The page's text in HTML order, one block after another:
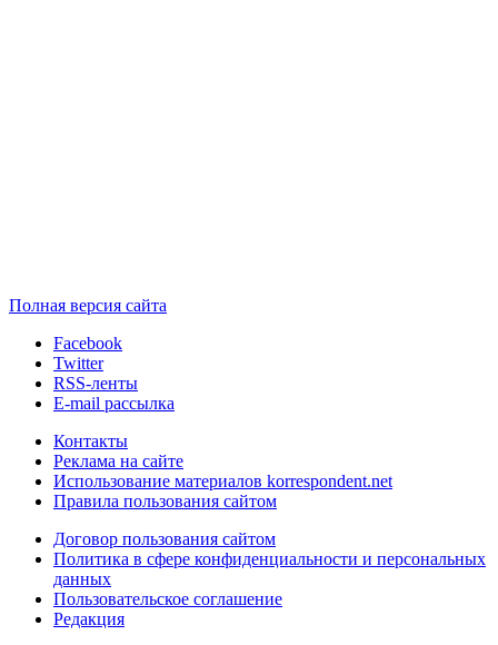
Полная версия сайта
Facebook
Twitter
RSS-ленты
E-mail рассылка
Контакты
Реклама на сайте
Использование материалов korrespondent.net
Правила пользования сайтом
Договор пользования сайтом
Политика в сфере конфиденциальности и персональных
данных
Пользовательское соглашение
Редакция